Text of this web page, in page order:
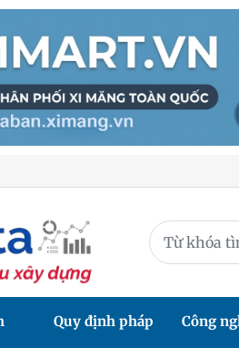
Quy định pháp Công